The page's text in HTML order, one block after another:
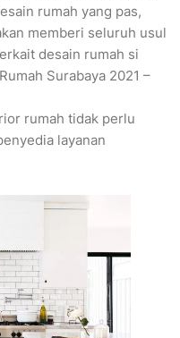
rumah yang pas,
memberi seluruh usul
desain rumah si
Surabaya 2021 –
rumah tidak perlu
layanan